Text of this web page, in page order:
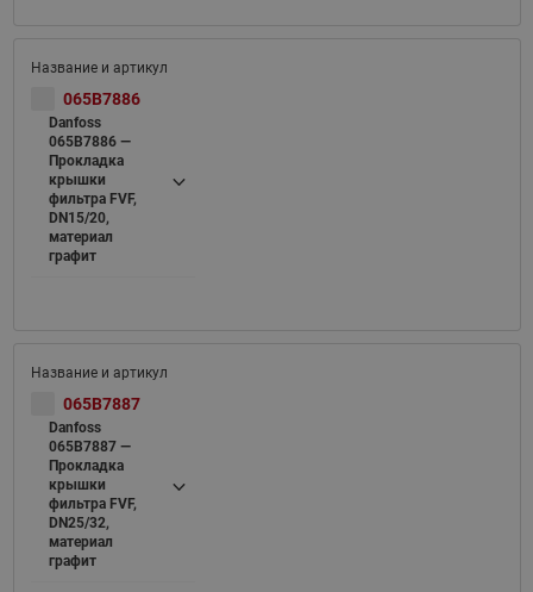
065B7886
Danfoss
065B7886 —
Прокладка
крышки
фильтра FVF,
DN15/20,
материал
графит
065B7887
Danfoss
065B7887 —
Прокладка
крышки
фильтра FVF,
DN25/32,
материал
графит